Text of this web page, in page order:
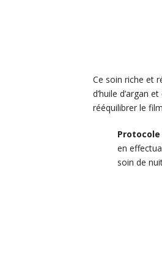
Ce soin riche et
d’huile d’argan
rééquilibrer le
en
soin de